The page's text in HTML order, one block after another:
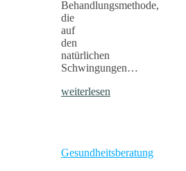
Behandlungsmethode,
die
auf
den
natürlichen
Schwingungen…
weiterlesen
Gesundheitsberatung